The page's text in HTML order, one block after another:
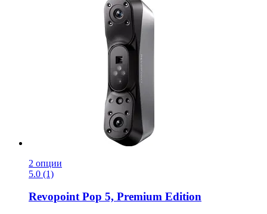
2 опции
5.0 (1)
RevopointPop 5, Premium Edition